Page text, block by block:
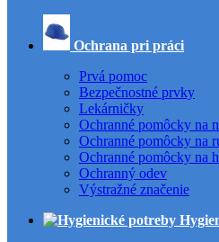
Ochrana pri práci
Prvá pomoc
Bezpečnostné prvky
Lekárničky
Ochranné pomôcky na
Ochranné pomôcky na
Ochranné pomôcky na
Ochranný odev
Výstražné značenie